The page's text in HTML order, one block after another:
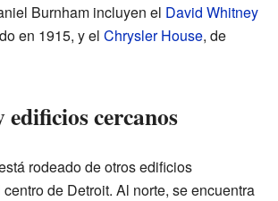
Burnham incluyen el David Whitney
en 1915, y el Chrysler House, de
cercanos
rodeado de otros edificios
de Detroit. Al norte, se encuentra